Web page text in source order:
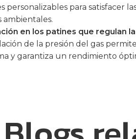
personalizables para satisfacer
ambientales.
en los patines que regulan
de la presión del gas
y garantiza un rendimiento